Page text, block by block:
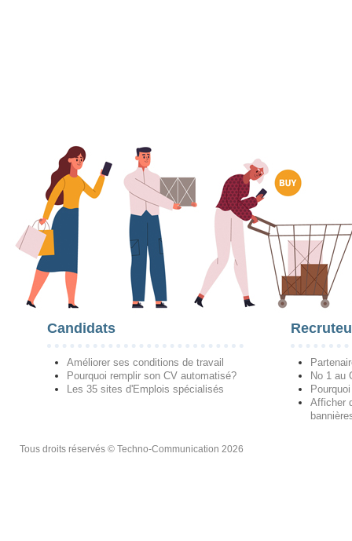
Candidats
Améliorer ses conditions de travail
Pourquoi remplir son CV automatisé?
Les 35 sites d'Emplois spécialisés
No 1 au
Afficher
Tous droits réservés © Techno-Communication 2026